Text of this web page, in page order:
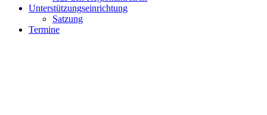
Unterstützungseinrichtung
Satzung
Termine